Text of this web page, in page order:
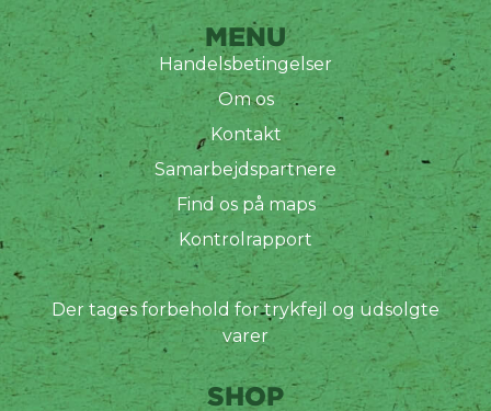
MENU
Handelsbetingelser
Om os
Kontakt
Samarbejdspartnere
Find os på maps
Kontrolrapport
Der tages forbehold for trykfejl og udsolgte
varer
SHOP